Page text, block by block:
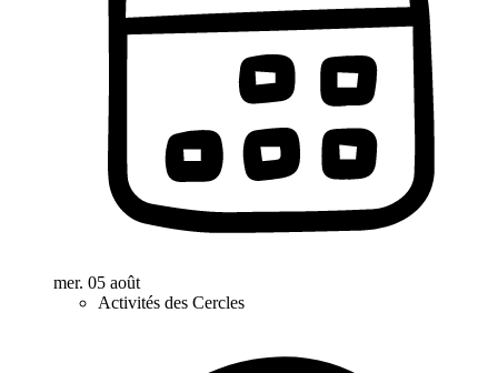
mer. 05 août
Activités des Cercles